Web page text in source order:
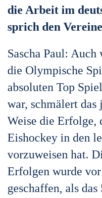
die Arbeit im
sprich den
Sascha Paul:
die Olympische
absoluten Top
war, schmälert
Weise die Erfolge,
Eishockey in den
vorzuweisen hat.
Erfolgen wurde
geschaffen, als